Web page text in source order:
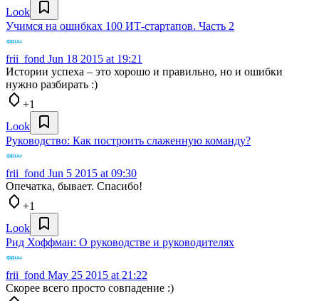
Look
Учимся на ошибках 100 ИТ-стартапов. Часть 2
frii_fond Jun 18 2015 at 19:21
Истории успеха – это хорошо и правильно, но и ошибки
нужно разбирать :)
+1
Look
Руководство: Как построить слаженную команду?
frii_fond Jun 5 2015 at 09:30
Опечатка, бывает. Спасибо!
+1
Look
Рид Хоффман: О руководстве и руководителях
frii_fond May 25 2015 at 21:22
Скорее всего просто совпадение :)